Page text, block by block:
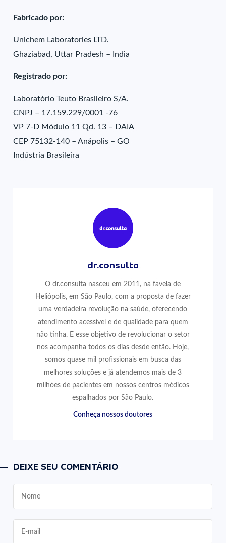
Fabricado por:
Unichem Laboratories LTD.
Ghaziabad, Uttar Pradesh – India
Registrado por:
Laboratório Teuto Brasileiro S/A.
CNPJ – 17.159.229/0001 -76
VP 7-D Módulo 11 Qd. 13 – DAIA
CEP 75132-140 – Anápolis – GO
Indústria Brasileira
dr.consulta
O dr.consulta nasceu em 2011, na favela de
Heliópolis, em São Paulo, com a proposta de fazer
uma verdadeira revolução na saúde, oferecendo
atendimento acessível e de qualidade para quem
não tinha. E esse objetivo de revolucionar o setor
nos acompanha todos os dias desde então. Hoje,
somos quase mil profissionais em busca das
melhores soluções e já atendemos mais de 3
milhões de pacientes em nossos centros médicos
espalhados por São Paulo.
Conheça nossos doutores
DEIXE SEU COMENTÁRIO